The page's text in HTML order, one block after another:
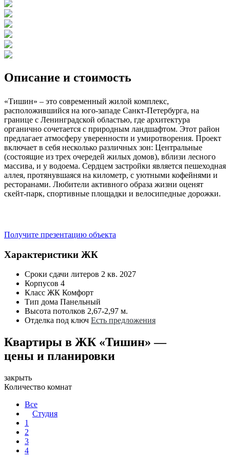
Описание и стоимость
«Тишин» – это современный жилой комплекс,
расположившийся на юго-западе Санкт-Петербурга, на
границе с Ленинградской областью, где архитектура
органично сочетается с природным ландшафтом. Этот район
предлагает атмосферу уверенности и умиротворения. Проект
включает в себя несколько различных зон: Центральные
(состоящие из трех очередей жилых домов), вблизи лесного
массива, и у водоема. Сердцем застройки является пешеходная
аллея, протянувшаяся на километр, с уютными кофейнями и
ресторанами. Любители активного образа жизни оценят
скейт-парк, спортивные площадки и велосипедные дорожки.
Получите презентацию объекта
Характеристики ЖК
Сроки сдачи литеров 2 кв. 2027
Корпусов 4
Класс ЖК Комфорт
Тип дома Панельный
Высота потолков 2,67-2,97 м.
Отделка под ключ Есть предложения
Квартиры в ЖК «Тишин» —
цены и планировки
закрыть
Количество комнат
Все
Студия
1
2
3
4